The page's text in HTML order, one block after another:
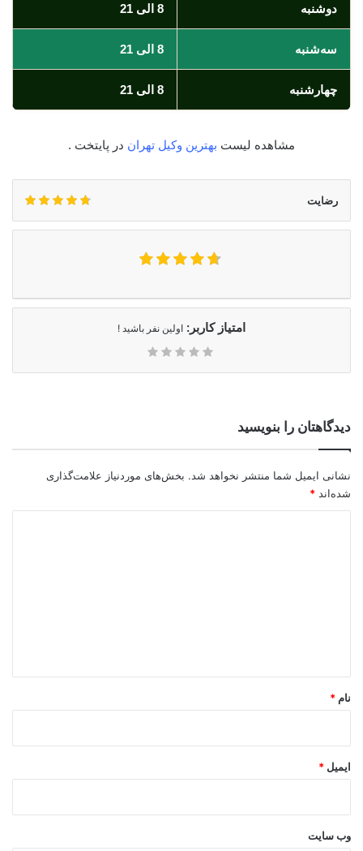
دوشنبه 8 الی 21
سه‌شنبه 8 الی 21
چهارشنبه 8 الی 21
مشاهده لیست بهترین وکیل تهران در پایتخت .
رضایت
امتیاز کاربر: اولین نفر باشید !
دیدگاهتان را بنویسید
نشانی ایمیل شما منتشر نخواهد شد. بخش‌های موردنیاز علامت‌گذاری
شده‌اند *
نام *
ایمیل *
وب‌ سایت